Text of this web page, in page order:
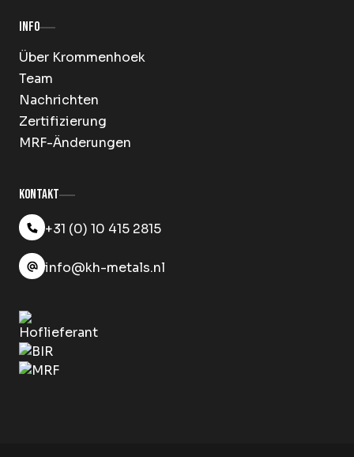
Info
Über Krommenhoek
Team
Nachrichten
Zertifizierung
MRF-Änderungen
Kontakt
+31 (0) 10 415 2815
info@kh-metals.nl